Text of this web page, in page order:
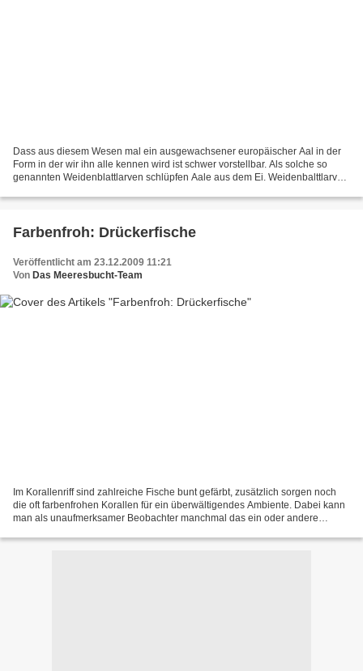
Dass aus diesem Wesen mal ein ausgewachsener europäischer Aal in der
Form in der wir ihn alle kennen wird ist schwer vorstellbar. Als solche so
genannten Weidenblattlarven schlüpfen Aale aus dem Ei. Weidenbalttlarven
Farbenfroh: Drückerfische
Veröffentlicht am 23.12.2009 11:21
Von Das Meeresbucht-Team
Im Korallenriff sind zahlreiche Fische bunt gefärbt, zusätzlich sorgen noch
die oft farbenfrohen Korallen für ein überwältigendes Ambiente. Dabei kann
man als unaufmerksamer Beobachter manchmal das ein oder andere